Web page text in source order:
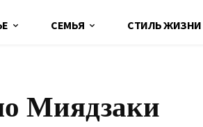
СЕМЬЯ СТИЛЬ ЖИЗНИ
Миядзаки